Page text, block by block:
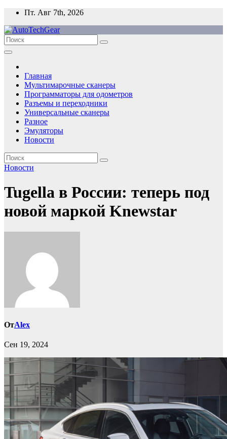
Перейти
содержимому
Пт. Авг 7th, 2026
Главная
Мультимарочные сканеры
Программаторы для одометров
Разъемы и переходники
Универсальные сканеры
Разное
Эмуляторы
Новости
Новости
Tugella в России: теперь под
новой маркой Knewstar
ОтAlex
Сен 19, 2024